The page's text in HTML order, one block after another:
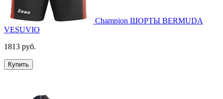
Champion ШОРТЫ BERMUDA
VESUVIO
1813 руб.
Купить